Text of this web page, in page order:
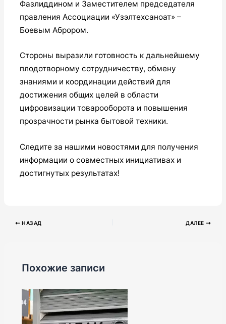
Фазлиддином и Заместителем председателя
правления Ассоциации «Узэлтехсаноат» –
Боевым Аброром.
Стороны выразили готовность к дальнейшему
плодотворному сотрудничеству, обмену
знаниями и координации действий для
достижения общих целей в области
цифровизации товарооборота и повышения
прозрачности рынка бытовой техники.
Следите за нашими новостями для получения
информации о совместных инициативах и
достигнутых результатах!
НАЗАД ДАЛЕЕ
Похожие записи